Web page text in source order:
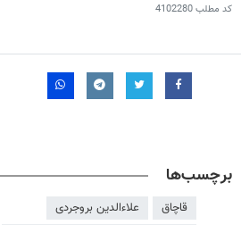
کد مطلب4102280
برچسب‌ها
قاچاق
علاءالدین بروجردی